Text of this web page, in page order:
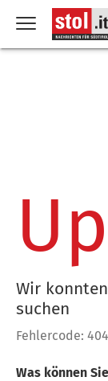
Wir
suchen
Fehlercode: 404
Was können